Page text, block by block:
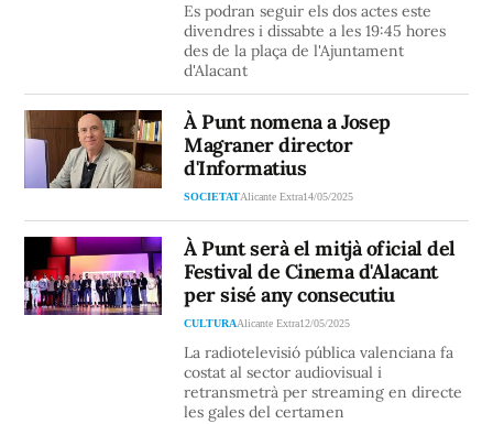
Es podran seguir els dos actes este
divendres i dissabte a les 19:45 hores
des de la plaça de l'Ajuntament
d'Alacant
À Punt nomena a Josep
Magraner director
d'Informatius
SOCIETATAlicante Extra14/05/2025
À Punt serà el mitjà oficial del
Festival de Cinema d'Alacant
per sisé any consecutiu
CULTURAAlicante Extra12/05/2025
La radiotelevisió pública valenciana fa
costat al sector audiovisual i
retransmetrà per streaming en directe
les gales del certamen